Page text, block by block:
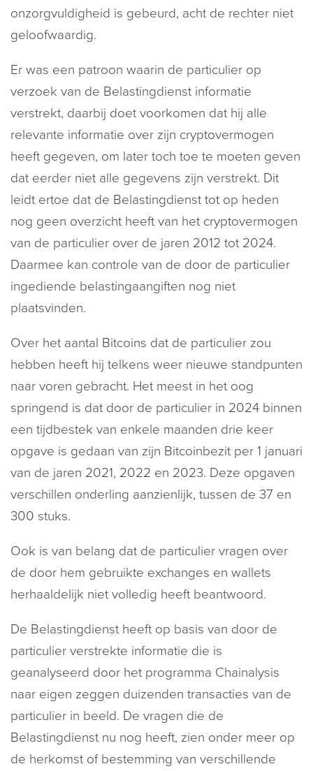
onzorgvuldigheid is gebeurd, acht de rechter niet
geloofwaardig.
Er was een patroon waarin de particulier op
verzoek van de Belastingdienst informatie
verstrekt, daarbij doet voorkomen dat hij alle
relevante informatie over zijn cryptovermogen
heeft gegeven, om later toch toe te moeten geven
dat eerder niet alle gegevens zijn verstrekt. Dit
leidt ertoe dat de Belastingdienst tot op heden
nog geen overzicht heeft van het cryptovermogen
van de particulier over de jaren 2012 tot 2024.
Daarmee kan controle van de door de particulier
ingediende belastingaangiften nog niet
plaatsvinden.
Over het aantal Bitcoins dat de particulier zou
hebben heeft hij telkens weer nieuwe standpunten
naar voren gebracht. Het meest in het oog
springend is dat door de particulier in 2024 binnen
een tijdbestek van enkele maanden drie keer
opgave is gedaan van zijn Bitcoinbezit per 1 januari
van de jaren 2021, 2022 en 2023. Deze opgaven
verschillen onderling aanzienlijk, tussen de 37 en
300 stuks.
Ook is van belang dat de particulier vragen over
de door hem gebruikte exchanges en wallets
herhaaldelijk niet volledig heeft beantwoord.
De Belastingdienst heeft op basis van door de
particulier verstrekte informatie die is
geanalyseerd door het programma Chainalysis
naar eigen zeggen duizenden transacties van de
particulier in beeld. De vragen die de
Belastingdienst nu nog heeft, zien onder meer op
de herkomst of bestemming van verschillende